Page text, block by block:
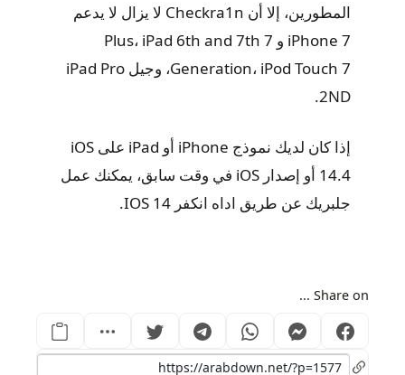
المطورين، إلا أن Checkra1n لا يزال لا يدعم
iPhone 7 و 7 Plus، iPad 6th and 7th
Generation، iPod Touch 7، وجيل iPad Pro
2ND.
إذا كان لديك نموذج iPhone أو iPad على iOS
14.4 أو إصدار iOS في وقت سابق، يمكنك عمل
جلبريك عن طريق اداه انكفر IOS 14.
Share on ...